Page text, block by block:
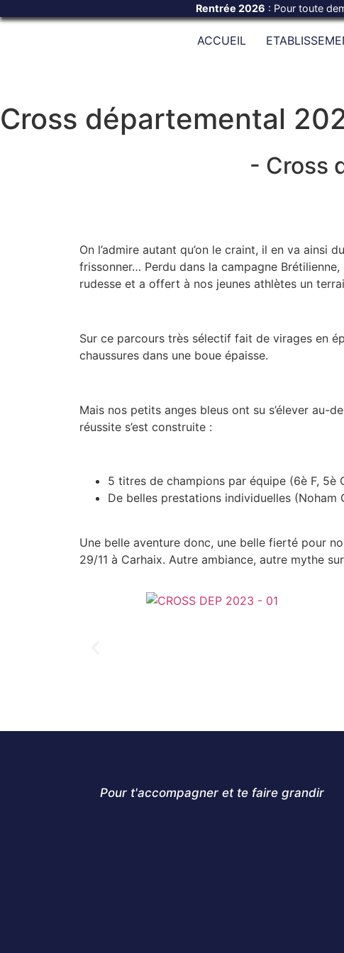
Rentrée 2026 : Pour toute
ACCUEIL
Cross départemental
- Cross
On l’admire autant qu’on le craint, il en va ainsi
frissonner… Perdu dans la campagne
rudesse et a offert à nos jeunes athlètes un
Sur ce parcours très sélectif fait de virages en
chaussures dans une boue épaisse.
Mais nos petits anges bleus ont su s’élever au-
réussite s’est construite :
5 titres de champions par équipe (6è F, 5è
De belles prestations individuelles (Noham
Une belle aventure donc, une belle fierté pour
29/11 à Carhaix. Autre ambiance, autre mythe
Pour t'accompagner et te faire grandir